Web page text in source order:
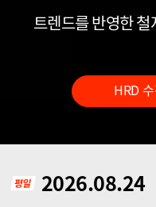
트렌드를 반영한
HRD
2026.08.24